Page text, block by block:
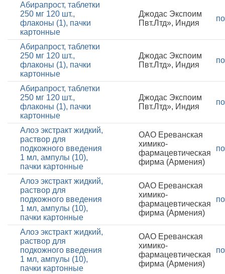
Абирапрост, таблетки
250 мг 120 шт.,
флаконы (1), пачки
картонные
Джодас Экспоим
Пвт.Лтд», Индия
Абирапрост, таблетки
250 мг 120 шт.,
флаконы (1), пачки
картонные
Джодас Экспоим
Пвт.Лтд», Индия
Абирапрост, таблетки
250 мг 120 шт.,
флаконы (1), пачки
картонные
Джодас Экспоим
Пвт.Лтд», Индия
Алоэ экстракт жидкий,
раствор для
подкожного введения
1 мл, ампулы (10),
пачки картонные
ОАО Ереванская
химико-
фармацевтическая
фирма (Армения)
Алоэ экстракт жидкий,
раствор для
подкожного введения
1 мл, ампулы (10),
пачки картонные
ОАО Ереванская
химико-
фармацевтическая
фирма (Армения)
Алоэ экстракт жидкий,
раствор для
подкожного введения
1 мл, ампулы (10),
пачки картонные
ОАО Ереванская
химико-
фармацевтическая
фирма (Армения)